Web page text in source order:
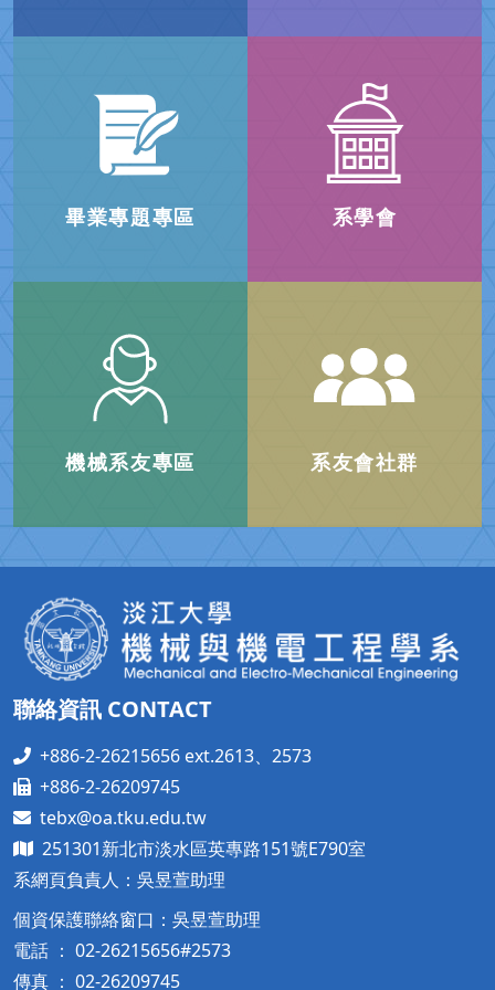
學年度機械週
聯絡資訊 CONTACT
+886-2-26215656 ext.2613、2573
+886-2-26209745
tebx@oa.tku.edu.tw
系網頁負責人：吳昱萱助理
個資保護聯絡窗口：吳昱萱助理